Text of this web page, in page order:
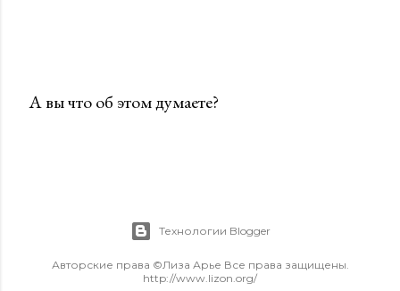
А вы что об этом думаете?
Технологии Blogger
Авторские права ©Лиза Арье Все права защищены.
http://www.lizon.org/